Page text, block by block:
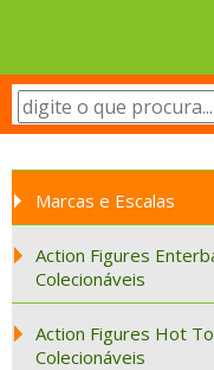
Marcas e Escalas
Action Figures
Colecionáveis
Action Figures Hot
Colecionáveis